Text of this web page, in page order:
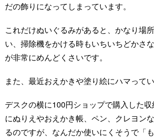
だの飾りになってしまっています。
これだけぬいぐるみがあると、かなり場
い、掃除機をかける時もいちいちどかさ
が非常にめんどくさいです。
また、最近おえかきや塗り絵にハマってい
デスクの横に100円ショップで購入した
にぬりえやおえかき帳、ペン、クレヨン
るのですが、なんだか使いにくそうで「